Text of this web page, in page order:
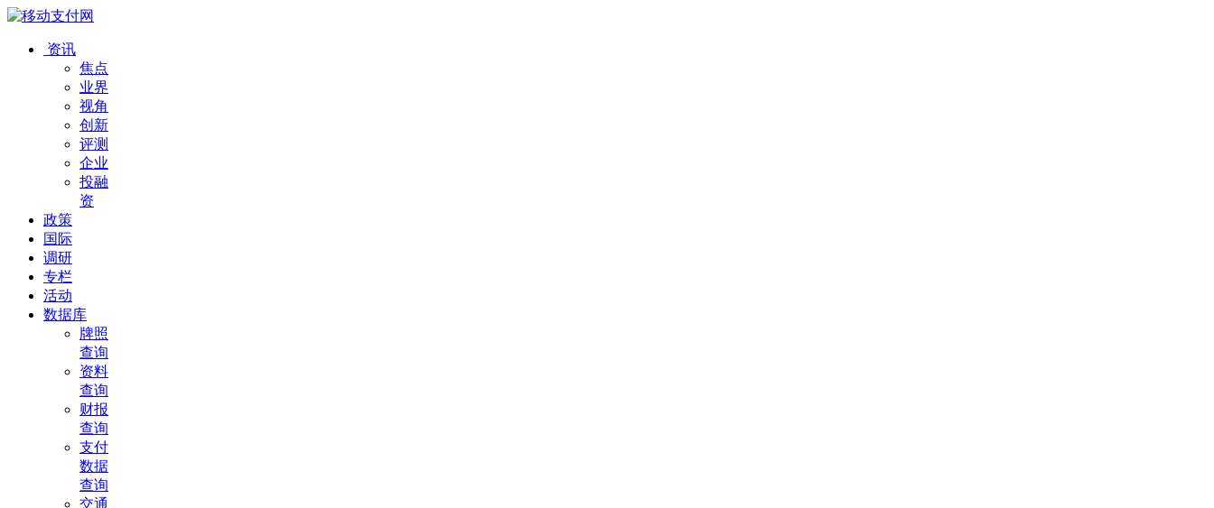
资讯
焦点
业界
视角
创新
评测
企业
投融
资
政策
国际
调研
专栏
活动
数据库
牌照
查询
资料
查询
财报
查询
支付
数据
查询
交通